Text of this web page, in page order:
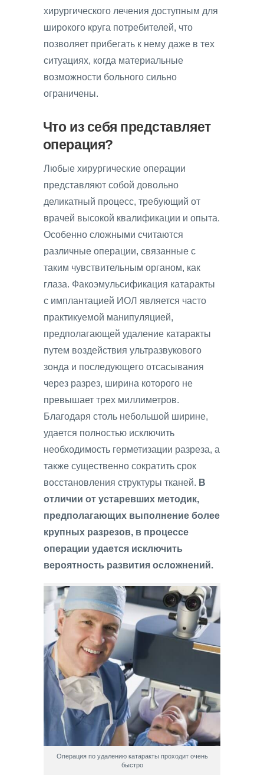
хирургического лечения доступным для
широкого круга потребителей, что
позволяет прибегать к нему даже в тех
ситуациях, когда материальные
возможности больного сильно
ограничены.
Что из себя представляет
операция?
Любые хирургические операции
представляют собой довольно
деликатный процесс, требующий от
врачей высокой квалификации и опыта.
Особенно сложными считаются
различные операции, связанные с
таким чувствительным органом, как
глаза. Факоэмульсификация катаракты
с имплантацией ИОЛ является часто
практикуемой манипуляцией,
предполагающей удаление катаракты
путем воздействия ультразвукового
зонда и последующего отсасывания
через разрез, ширина которого не
превышает трех миллиметров.
Благодаря столь небольшой ширине,
удается полностью исключить
необходимость герметизации разреза, а
также существенно сократить срок
восстановления структуры тканей. В
отличии от устаревших методик,
предполагающих выполнение более
крупных разрезов, в процессе
операции удается исключить
вероятность развития осложнений.
Операция по удалению катаракты проходит очень
быстро